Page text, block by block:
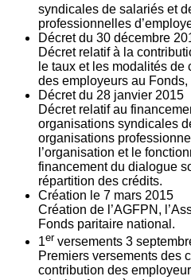
syndicales de salariés et
professionnelles
Décret du 30 décembre
Décret relatif à la
le taux et les modalités
des employeurs au
Décret du 28 janvier 2015
Décret relatif au
organisations syndicales
organisations
l’organisation et le
financement du dialogue
répartition des crédits.
Création le 7 mars 2015
Création de l’AGFPN,
Fonds paritaire national.
1er versements 3
Premiers versements des
contribution des